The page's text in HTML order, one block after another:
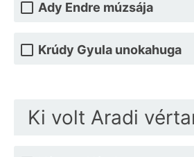
Ady Endre múzsája
Krúdy Gyula unokahuga
Ki volt Aradi